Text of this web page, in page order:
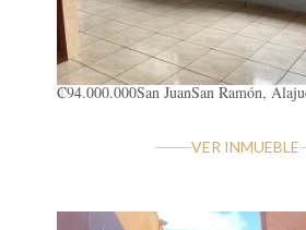
₡94.000.000San JuanSan Ramón,
VER INMUEBLE